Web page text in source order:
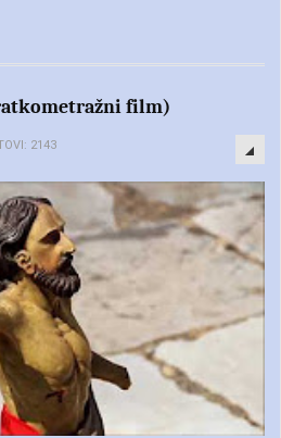
film)
2143